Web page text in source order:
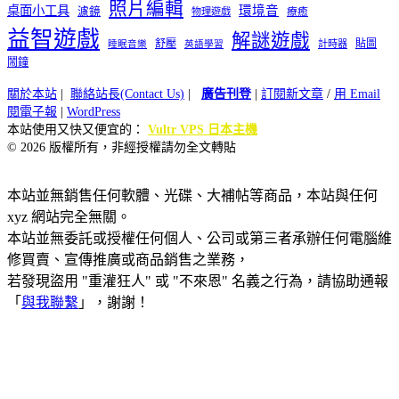
桌面小工具 濾鏡 照片編輯 物理遊戲 環境音 療癒
益智遊戲 睡眠音樂 舒壓 英語學習 解謎遊戲 計時器
貼圖
鬧鐘
關於本站 聯絡站長(Contact Us) 廣告刊登| 訂閱新文章 / 用 Email
閱電子報
WordPress
本站使用又快又便宜的： Vultr VPS 日本主機
© 2026 版權所有，非經授權請勿全文轉貼
本站並無銷售任何軟體、光碟、大補帖等商品，本站與任何
xyz 網站完全無關。
本站並無委託或授權任何個人、公司或第三者承辦任何電腦維
修買賣、宣傳推廣或商品銷售之業務，
若發現盜用 "重灌狂人" 或 "不來恩" 名義之行為，請協助通報
「 與我聯繫 」，謝謝！